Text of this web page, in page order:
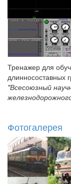
Тренажер для
длинносоставных
"Всесоюзный
Фотогалерея